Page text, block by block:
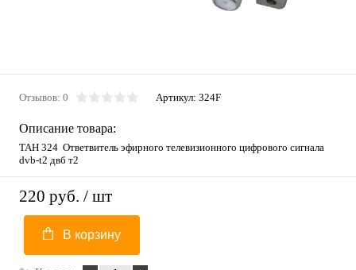
Отзывов: 0 Артикул: 324F
Описание товара:
ТАН 324 Ответвитель эфирного телевизионного цифрового сигнала
dvb-t2 двб т2
220 руб. / шт
В корзину